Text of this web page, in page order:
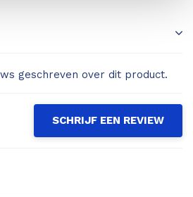
geschreven over dit product.
SCHRIJF EEN REVIEW